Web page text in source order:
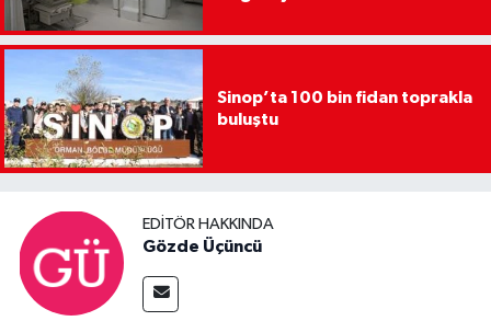
Sinop’ta 100 bin fidan toprakla
buluştu
EDITÖR HAKKINDA
Gözde Üçüncü